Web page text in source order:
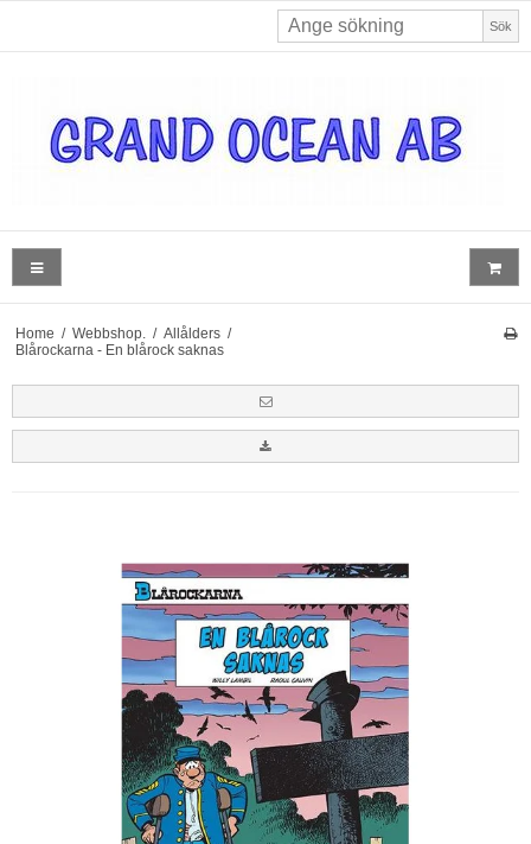
Sök
Home / Webbshop. / Allålders /
Blårockarna - En blårock saknas